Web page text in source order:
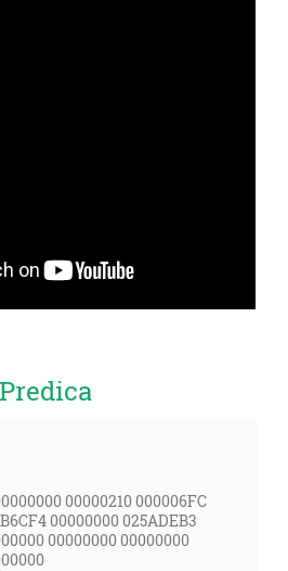
Predica
00000210 000006FC
00000000 025ADEB3
00000000 00000000